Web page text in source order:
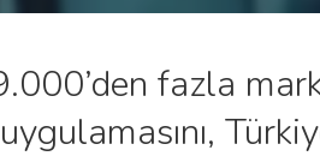
fazla